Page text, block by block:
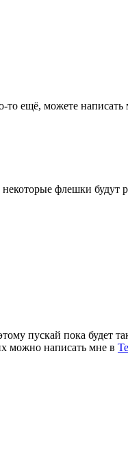
то ещё, можете написать
флешки
пускай пока будет
можно написать мне в